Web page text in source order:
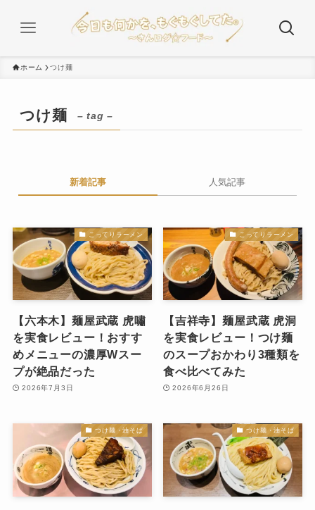
ホーム つけ麺
つけ麺 – tag –
新着記事 人気記事
こってりラーメン
【六本木】麺屋武蔵 虎嘯
を実食レビュー！おすす
めメニューの濃厚Wスー
プが絶品だった
2026年7月3日
こってりラーメン
【吉祥寺】麺屋武蔵 虎洞
を実食レビュー！つけ麺
のスープおかわり3種類を
食べ比べてみた
2026年6月26日
つけ麺・油そば つけ麺・油そば